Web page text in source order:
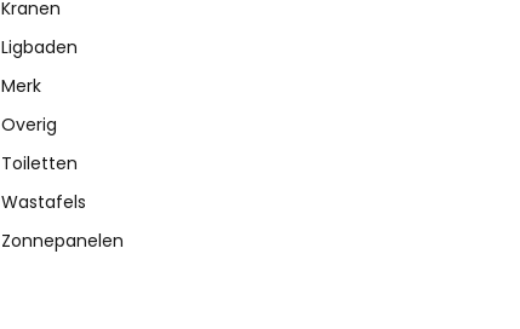
Kranen
Ligbaden
Merk
Overig
Toiletten
Wastafels
Zonnepanelen